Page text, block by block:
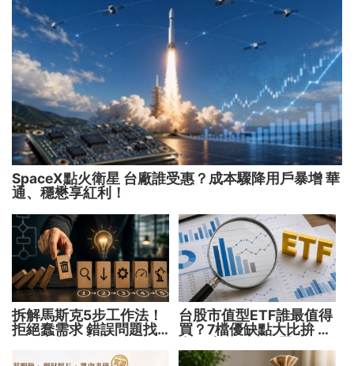
SpaceX點火衛星 台廠誰受惠？成本驟降用戶暴增 華
通、穩懋享紅利！
拆解馬斯克5步工作法！
拒絕蠢需求 錯誤問題找
台股市值型ETF誰最值得
買？7檔優缺點大比拚 找